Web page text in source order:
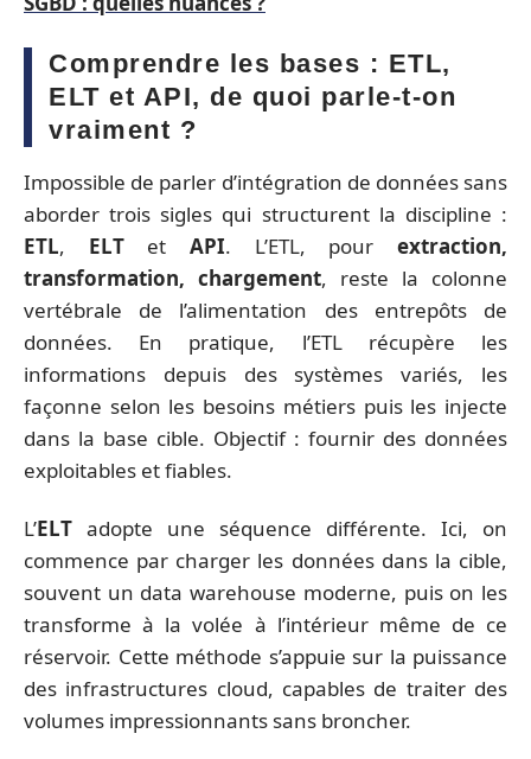
Comprendre les bases : ETL,
ELT et API, de quoi parle-t-on
vraiment ?
Impossible de parler d’intégration de données sans
aborder trois sigles qui structurent la discipline :
ETL, ELTetAPI. L’ETL, pourextraction,
transformation, chargement, reste la colonne
vertébrale de l’alimentation des entrepôts de
données. En pratique, l’ETL récupère les
informations depuis des systèmes variés, les
façonne selon les besoins métiers puis les injecte
dans la base cible. Objectif : fournir des données
exploitables et fiables.
L’ELT adopte une séquence différente. Ici, on
commence par charger les données dans la cible,
souvent un data warehouse moderne, puis on les
transforme à la volée à l’intérieur même de ce
réservoir. Cette méthode s’appuie sur la puissance
des infrastructures cloud, capables de traiter des
volumes impressionnants sans broncher.